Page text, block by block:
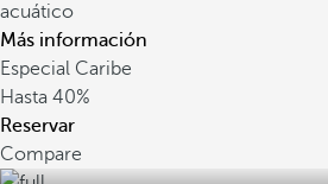
acuático
Más información
Especial Caribe
Hasta 40%
Reservar
Compare